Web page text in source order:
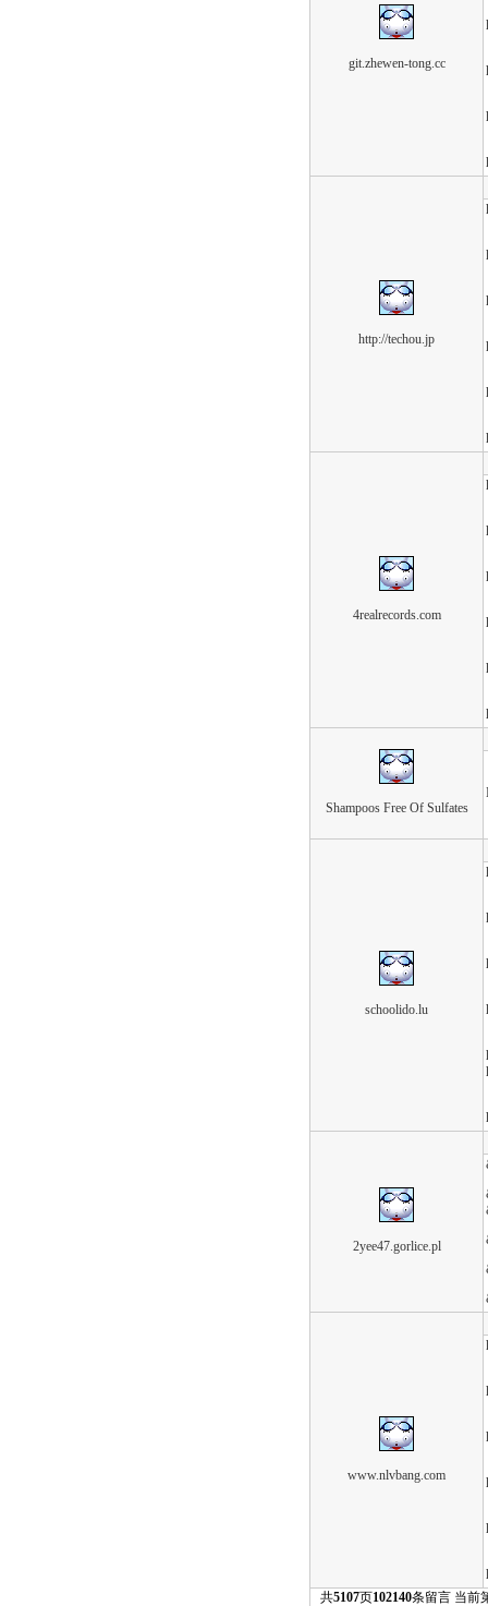
git.zhewen-tong.cc
http://techou.jp
4realrecords.com
Shampoos Free Of Sulfates
schoolido.lu
2yee47.gorlice.pl
www.nlvbang.com
共5107页102140条留言 当前